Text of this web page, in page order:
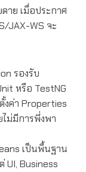
าย เมื่อประกาศ
JAX-WS จะ
รองรับ
หรือ TestNG
งค่า Properties
ม่มีการพึ่งพา
เป็นพื้นฐาน
UI, Business